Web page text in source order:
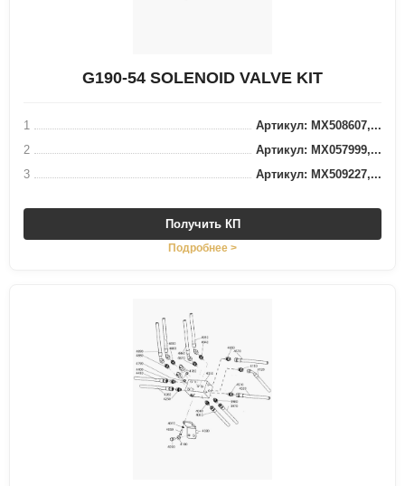
G190-54 SOLENOID VALVE KIT
1
Артикул: MX508607,...
2
Артикул: MX057999,...
3
Артикул: MX509227,...
Получить КП
Подробнее >